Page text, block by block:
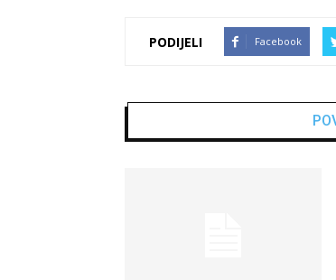
PODIJELI Facebook